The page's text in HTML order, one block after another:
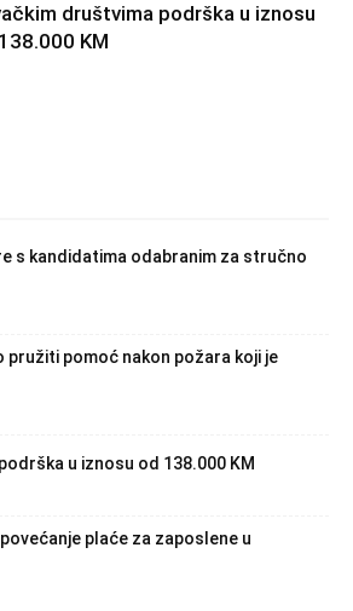
društvima podrška u iznosu
KM
s kandidatima odabranim za stručno
pomoć nakon požara koji je
u iznosu od 138.000 KM
plaće za zaposlene u